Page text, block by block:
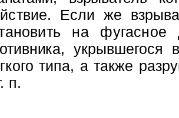
Если же
на
типа, а также
п.